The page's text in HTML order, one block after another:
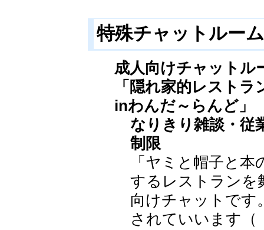
特殊チャットルー
成人向けチャットル
「隠れ家的レスト
inわんだ～らんど」
なりきり雑談・従
制限
「ヤミと帽子と
するレストランを
向けチャットです
されていいます（